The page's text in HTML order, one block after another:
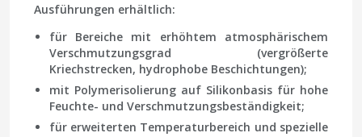
Ausführungen erhältlich:
für Bereiche mit erhöhtem atmosphärischem
Verschmutzungsgrad (vergrößerte
Kriechstrecken, hydrophobe Beschichtungen);
mit Polymerisolierung auf Silikonbasis für hohe
Feuchte- und Verschmutzungsbeständigkeit;
für erweiterten Temperaturbereich und spezielle